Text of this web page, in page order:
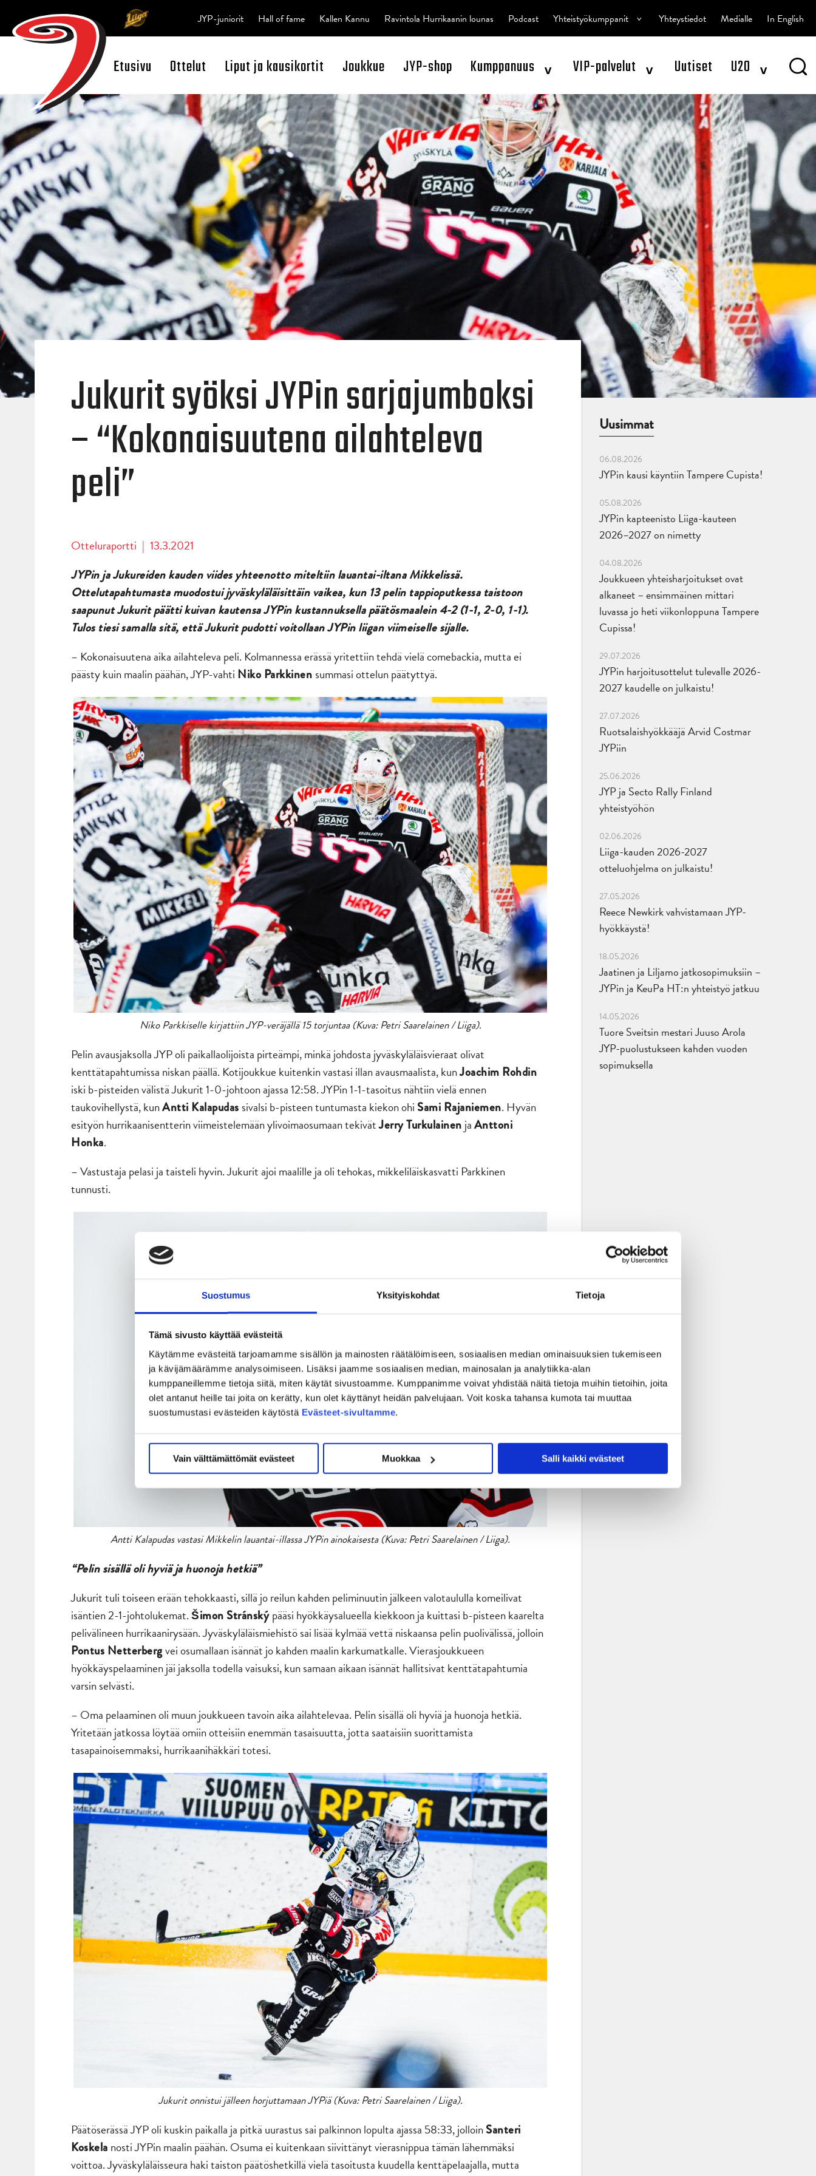
Suostumus Yksityiskohdat Tietoja
Tämä sivusto käyttää evästeitä
Käytämme evästeitä tarjoamamme sisällön ja mainosten räätälöimiseen, sosiaalisen median ominaisuuksien tukemiseen
ja kävijämäärämme analysoimiseen. Lisäksi jaamme sosiaalisen median, mainosalan ja analytiikka-alan
kumppaneillemme tietoja siitä, miten käytät sivustoamme. Kumppanimme voivat yhdistää näitä tietoja muihin tietoihin, joita
olet antanut heille tai joita on kerätty, kun olet käyttänyt heidän palvelujaan. Voit koska tahansa kumota tai muuttaa
suostumustasi evästeiden käytöstä Evästeet-sivultamme.
Vain välttämättömät evästeet Muokkaa Salli kaikki evästeet
Open Search
Etusivu Ottelut Liput ja kausikortit Joukkue JYP-shop Kumppanuus ^ VIP-palvelut ^ Uutiset U20 ^
JYP-juniorit Hall of fame Kallen Kannu Ravintola Hurrikaanin lounas Podcast Yhteistyökumppanit ^ Yhteystiedot Medialle In English
Jukurit syöksi JYPin sarjajumboksi
– “Kokonaisuutena ailahteleva
peli”
Otteluraportti | 13.3.2021
JYPin ja Jukureiden kauden viides yhteenotto miteltiin lauantai-iltana Mikkelissä.
Ottelutapahtumasta muodostui jyväskyläläisittäin vaikea, kun 13 pelin tappioputkessa taistoon
saapunut Jukurit päätti kuivan kautensa JYPin kustannuksella päätösmaalein 4-2 (1-1, 2-0, 1-1).
Tulos tiesi samalla sitä, että Jukurit pudotti voitollaan JYPin liigan viimeiselle sijalle.
– Kokonaisuutena aika ailahteleva peli. Kolmannessa erässä yritettiin tehdä vielä comebackia, mutta ei
päästy kuin maalin päähän, JYP-vahti Niko Parkkinen summasi ottelun päätyttyä.
Niko Parkkiselle kirjattiin JYP-veräjällä 15 torjuntaa (Kuva: Petri Saarelainen / Liiga).
Pelin avausjaksolla JYP oli paikallaolijoista pirteämpi, minkä johdosta jyväskyläläisvieraat olivat
kenttätapahtumissa niskan päällä. Kotijoukkue kuitenkin vastasi illan avausmaalista, kunJoachim Rohdin
iski b-pisteiden välistä Jukurit 1-0-johtoon ajassa 12:58. JYPin 1-1-tasoitus nähtiin vielä ennen
taukovihellystä, kunAntti Kalapudas sivalsi b-pisteen tuntumasta kiekon ohi Sami Rajaniemen. Hyvän
esityön hurrikaanisentterin viimeistelemään ylivoimaosumaan tekivätJerry Turkulainen jaAnttoni
Honka.
– Vastustaja pelasi ja taisteli hyvin. Jukurit ajoi maalille ja oli tehokas, mikkeliläiskasvatti Parkkinen
tunnusti.
Antti Kalapudas vastasi Mikkelin lauantai-illassa JYPin ainokaisesta (Kuva: Petri Saarelainen / Liiga).
“Pelin sisällä oli hyviä ja huonoja hetkiä”
Jukurit tuli toiseen erään tehokkaasti, sillä jo reilun kahden peliminuutin jälkeen valotaululla komeilivat
isäntien 2-1-johtolukemat.Šimon Stránskýpääsi hyökkäysalueella kiekkoon ja kuittasi b-pisteen kaarelta
pelivälineen hurrikaanirysään. Jyväskyläläismiehistö sai lisää kylmää vettä niskaansa pelin puolivälissä, jolloin
Pontus Netterbergvei osumallaan isännät jo kahden maalin karkumatkalle. Vierasjoukkueen
hyökkäyspelaaminen jäi jaksolla todella vaisuksi, kun samaan aikaan isännät hallitsivat kenttätapahtumia
varsin selvästi.
– Oma pelaaminen oli muun joukkueen tavoin aika ailahtelevaa. Pelin sisällä oli hyviä ja huonoja hetkiä.
Yritetään jatkossa löytää omiin otteisiin enemmän tasaisuutta, jotta saataisiin suorittamista
tasapainoisemmaksi, hurrikaanihäkkäri totesi.
Jukurit onnistui jälleen horjuttamaan JYPiä (Kuva: Petri Saarelainen / Liiga).
Päätöserässä JYP oli kuskin paikalla ja pitkä uurastus sai palkinnon lopulta ajassa 58:33, jolloinSanteri
Koskela nosti JYPin maalin päähän. Osuma ei kuitenkaan siivittänyt vierasnippua tämän lähemmäksi
voittoa. Jyväskyläläisseura haki taiston päätöshetkillä vielä tasoitusta kuudella kenttäpelaajalla, mutta
Uusimmat
06.08.2026
JYPin kausi käyntiin Tampere Cupista!
05.08.2026
JYPin kapteenisto Liiga-kauteen
2026–2027 on nimetty
04.08.2026
Joukkueen yhteisharjoitukset ovat
alkaneet – ensimmäinen mittari
luvassa jo heti viikonloppuna Tampere
Cupissa!
29.07.2026
JYPin harjoitusottelut tulevalle 2026-
2027 kaudelle on julkaistu!
27.07.2026
Ruotsalaishyökkääjä Arvid Costmar
JYPiin
25.06.2026
JYP ja Secto Rally Finland
yhteistyöhön
02.06.2026
Liiga-kauden 2026-2027
otteluohjelma on julkaistu!
27.05.2026
Reece Newkirk vahvistamaan JYP-
hyökkäystä!
18.05.2026
Jaatinen ja Liljamo jatkosopimuksiin –
JYPin ja KeuPa HT:n yhteistyö jatkuu
14.05.2026
Tuore Sveitsin mestari Juuso Arola
JYP-puolustukseen kahden vuoden
sopimuksella